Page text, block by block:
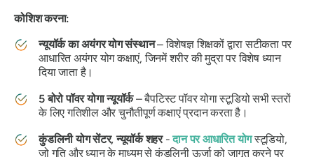
कोशिश करना:
न्यूयॉर्क का अयंगर योग संस्थान– विशेषज्ञ शिक्षकों द्वारा सटीकता पर
आधारित अयंगर योग कक्षाएं, जिनमें शरीर की मुद्रा पर विशेष ध्यान
दिया जाता है।
5 बोरो पॉवर योगा न्यूयॉर्क– बैपटिस्ट पॉवर योगा स्टूडियो सभी स्तरों
के लिए गतिशील और चुनौतीपूर्ण कक्षाएं प्रदान करता है।
कुंडलिनी योग सेंटर, न्यूयॉर्क शहर-दान पर आधारित योगस्टूडियो,
जो गति और ध्यान के माध्यम से कुंडलिनी ऊर्जा को जागृत करने पर